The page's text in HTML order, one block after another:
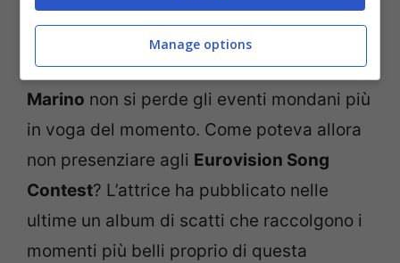
Come dicevamo, l’incantevoleCristina
Marino non si perde gli eventi mondani più
in voga del momento. Come poteva allora
non presenziare agli Eurovision Song
Contest? L’attrice ha pubblicato nelle
ultime un album di scatti che raccolgono i
momenti più belli proprio di questa
Manage options